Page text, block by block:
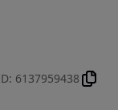
: 6137959438